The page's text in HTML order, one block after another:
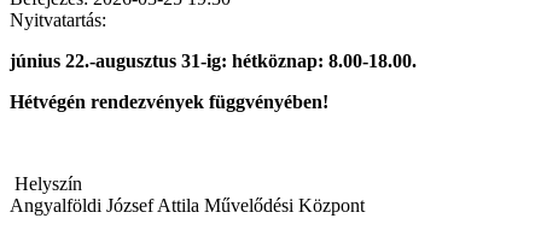
Nyitvatartás:
június 22.-augusztus 31-ig: hétköznap: 8.00-18.00.
Hétvégén rendezvények függvényében!
Helyszín
Angyalföldi József Attila Művelődési Központ